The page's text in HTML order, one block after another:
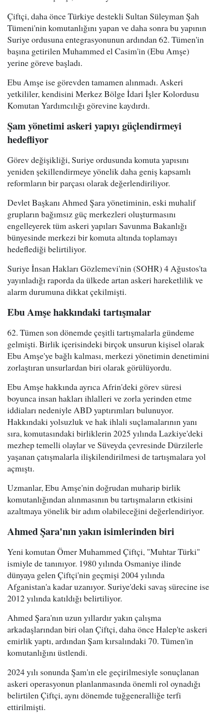
Çiftçi, daha önce Türkiye destekli Sultan Süleyman Şah
Tümeni'nin komutanlığını yapan ve daha sonra bu yapının
Suriye ordusuna entegrasyonunun ardından 62. Tümen'in
başına getirilen Muhammed el Casim'in (Ebu Amşe)
yerine göreve başladı.
Ebu Amşe ise görevden tamamen alınmadı. Askeri
yetkililer, kendisini Merkez Bölge İdari İşler Kolordusu
Komutan Yardımcılığı görevine kaydırdı.
Şam yönetimi askeri yapıyı güçlendirmeyi
hedefliyor
Görev değişikliği, Suriye ordusunda komuta yapısını
yeniden şekillendirmeye yönelik daha geniş kapsamlı
reformların bir parçası olarak değerlendiriliyor.
Devlet Başkanı Ahmed Şara yönetiminin, eski muhalif
grupların bağımsız güç merkezleri oluşturmasını
engelleyerek tüm askeri yapıları Savunma Bakanlığı
bünyesinde merkezi bir komuta altında toplamayı
hedeflediği belirtiliyor.
Suriye İnsan Hakları Gözlemevi'nin (SOHR) 4 Ağustos'ta
yayınladığı raporda da ülkede artan askeri hareketlilik ve
alarm durumuna dikkat çekilmişti.
Ebu Amşe hakkındaki tartışmalar
62. Tümen son dönemde çeşitli tartışmalarla gündeme
gelmişti. Birlik içerisindeki birçok unsurun kişisel olarak
Ebu Amşe'ye bağlı kalması, merkezi yönetimin denetimini
zorlaştıran unsurlardan biri olarak görülüyordu.
Ebu Amşe hakkında ayrıca Afrin'deki görev süresi
boyunca insan hakları ihlalleri ve zorla yerinden etme
iddiaları nedeniyle ABD yaptırımları bulunuyor.
Hakkındaki yolsuzluk ve hak ihlali suçlamalarının yanı
sıra, komutasındaki birliklerin 2025 yılında Lazkiye'deki
mezhep temelli olaylar ve Süveyda çevresinde Dürzilerle
yaşanan çatışmalarla ilişkilendirilmesi de tartışmalara yol
açmıştı.
Uzmanlar, Ebu Amşe'nin doğrudan muharip birlik
komutanlığından alınmasının bu tartışmaların etkisini
azaltmaya yönelik bir adım olabileceğini değerlendiriyor.
Ahmed Şara'nın yakın isimlerinden biri
Yeni komutan Ömer Muhammed Çiftçi, "Muhtar Türki"
ismiyle de tanınıyor. 1980 yılında Osmaniye ilinde
dünyaya gelen Çiftçi'nin geçmişi 2004 yılında
Afganistan'a kadar uzanıyor. Suriye'deki savaş sürecine ise
2012 yılında katıldığı belirtiliyor.
Ahmed Şara'nın uzun yıllardır yakın çalışma
arkadaşlarından biri olan Çiftçi, daha önce Halep'te askeri
emirlik yaptı, ardından Şam kırsalındaki 70. Tümen'in
komutanlığını üstlendi.
2024 yılı sonunda Şam'ın ele geçirilmesiyle sonuçlanan
askeri operasyonun planlanmasında önemli rol oynadığı
belirtilen Çiftçi, aynı dönemde tuğgeneralliğe terfi
ettirilmişti.